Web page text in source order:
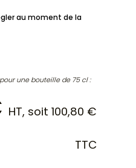
au moment de la
pour une bouteille de 75 cl :
HT, soit100,80 €
TTC